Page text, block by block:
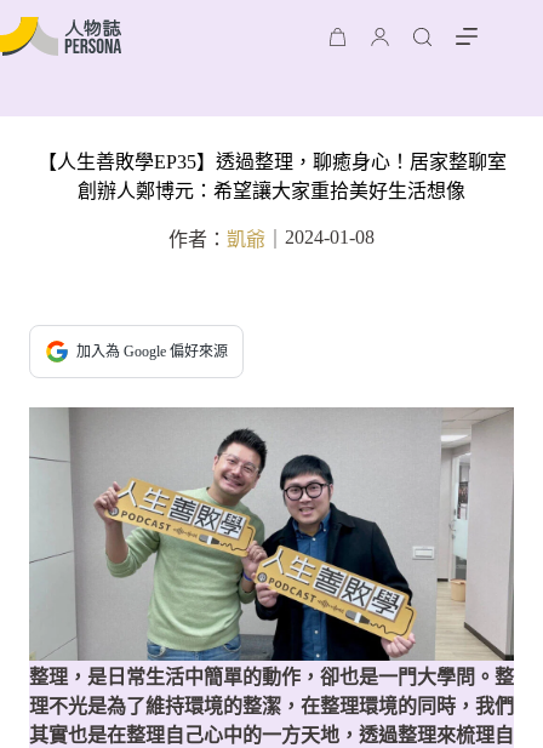
【人生善敗學EP35】透過整理，聊癒身心！居家整聊室
創辦人鄭博元：希望讓大家重拾美好生活想像
作者： 凱爺 2024-01-08
加入為 Google 偏好來源
整理，是日常生活中簡單的動作，卻也是一門大學問。整
理不光是為了維持環境的整潔，在整理環境的同時，我們
其實也是在整理自己心中的一方天地，透過整理來梳理自